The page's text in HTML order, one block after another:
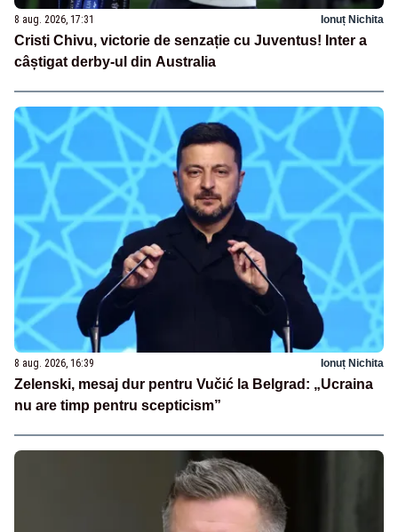
8 aug. 2026, 17:31 Ionuț Nichita
Cristi Chivu, victorie de senzație cu Juventus! Inter a
câștigat derby-ul din Australia
8 aug. 2026, 16:39 Ionuț Nichita
Zelenski, mesaj dur pentru Vučić la Belgrad: „Ucraina
nu are timp pentru scepticism”